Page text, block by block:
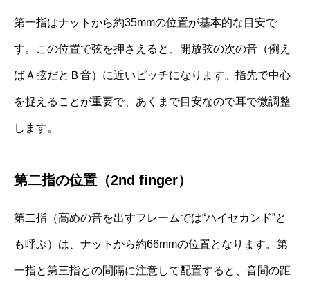
第一指はナットから約35mmの位置が基本的な目安で
す。この位置で弦を押さえると、開放弦の次の音（例え
ばＡ弦だとＢ音）に近いピッチになります。指先で中心
を捉えることが重要で、あくまで目安なので耳で微調整
します。
第二指の位置（2nd finger）
第二指（高めの音を出すフレームでは“ハイセカンド”と
も呼ぶ）は、ナットから約66mmの位置となります。第
一指と第三指との間隔に注意して配置すると、音間の距